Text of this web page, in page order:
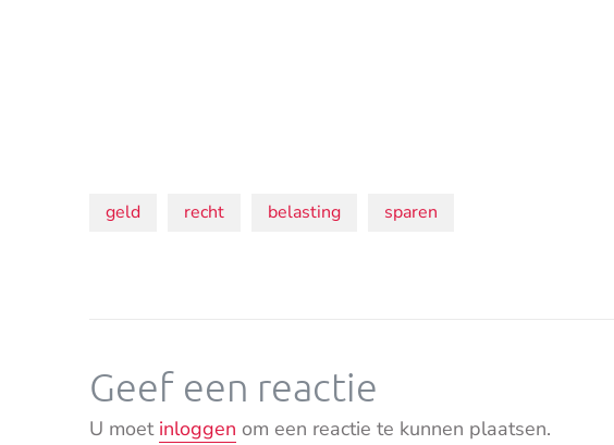
Onderwerpen:
geld recht belasting sparen
Geef een reactie
U moet inloggen om een reactie te kunnen plaatsen.